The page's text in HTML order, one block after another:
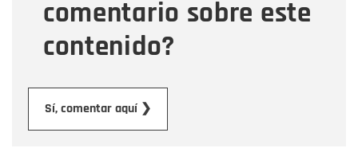
comentario sobre este
contenido?
Sí, comentar aquí ❯